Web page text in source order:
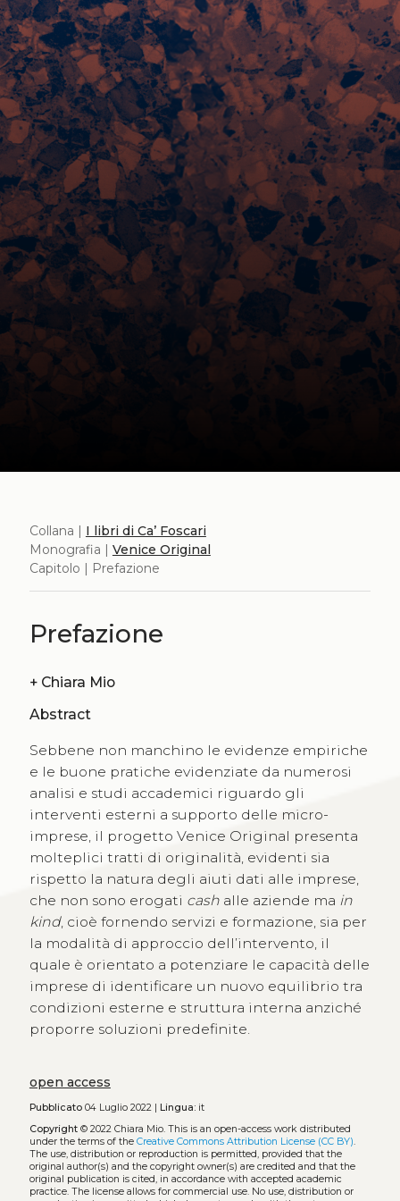
Collana | I libri di Ca’ Foscari
Monografia | Venice Original
Capitolo | Prefazione
Prefazione
+ Chiara Mio
Abstract
Sebbene non manchino le evidenze empiriche
e le buone pratiche evidenziate da numerosi
analisi e studi accademici riguardo gli
interventi esterni a supporto delle micro-
imprese, il progetto Venice Original presenta
molteplici tratti di originalità, evidenti sia
rispetto la natura degli aiuti dati alle imprese,
che non sono erogati cashalle aziende ma in
kind, cioè fornendo servizi e formazione, sia per
la modalità di approccio dell’intervento, il
quale è orientato a potenziare le capacità delle
imprese di identificare un nuovo equilibrio tra
condizioni esterne e struttura interna anziché
proporre soluzioni predefinite.
open access
Pubblicato04 Luglio 2022 | Lingua:it
Copyright© 2022 Chiara Mio. This is an open-access work distributed
under the terms of the Creative Commons Attribution License (CC BY).
The use, distribution or reproduction is permitted, provided that the
original author(s) and the copyright owner(s) are credited and that the
original publication is cited, in accordance with accepted academic
practice. The license allows for commercial use. No use, distribution or